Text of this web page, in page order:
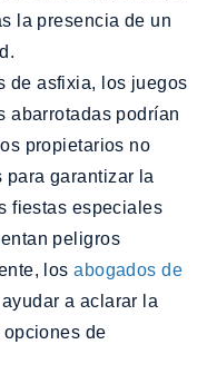
la presencia de un
de asfixia, los juegos
abarrotadas podrían
propietarios no
para garantizar la
fiestas especiales
peligros
losabogados de
a aclarar la
de